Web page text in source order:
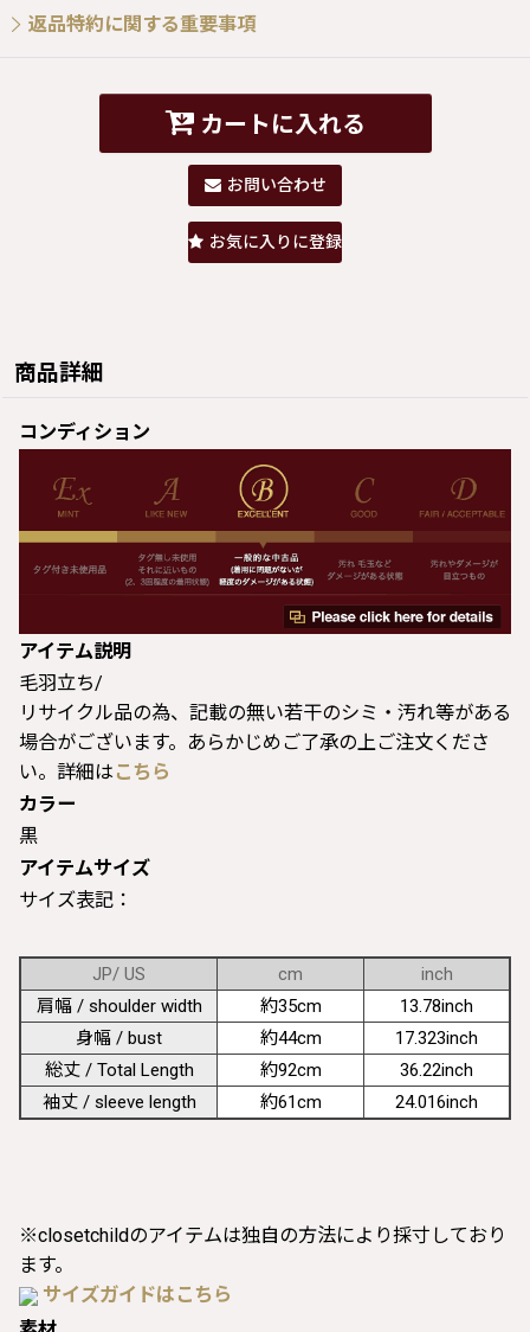
返品特約に関する重要事項
カートに入れる
お問い合わせ
お気に入りに登録
商品詳細
コンディション
アイテム説明
毛羽立ち/
リサイクル品の為、記載の無い若干のシミ・汚れ等がある
場合がございます。あらかじめご了承の上ご注文くださ
い。詳細は こちら
カラー
黒
アイテムサイズ
サイズ表記：
JP/ US cm
inch
肩幅 / shoulder width
約35cm
13.78inch
身幅 / bust
約44cm
17.323inch
総丈 / Total Length
約92cm
36.22inch
袖丈 / sleeve length
約61cm 24.016inch
※closetchildのアイテムは独自の方法により採寸しており
ます。
サイズガイドはこちら